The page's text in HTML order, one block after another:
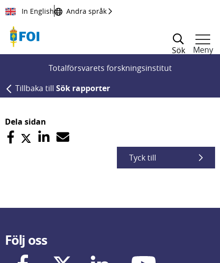
Till innehållet
In English Andra språk
Sök
Meny
Totalförsvarets forskningsinstitut
Tillbaka till Sök rapporter
Dela sidan
Tyck till
Följ oss